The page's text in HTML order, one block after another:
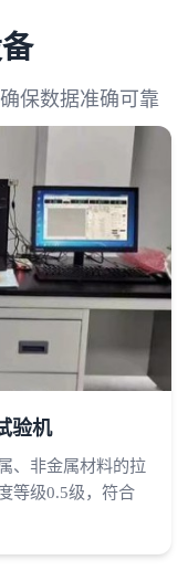
保数据准确可靠
验机
、非金属材料的拉
等级0.5级，符合